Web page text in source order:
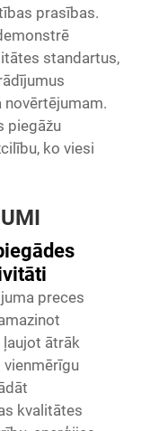
prasības.
standartus,
novērtējumam.
piegāžu
ko viesi
preces
ļaujot ātrāk
kvalitātes